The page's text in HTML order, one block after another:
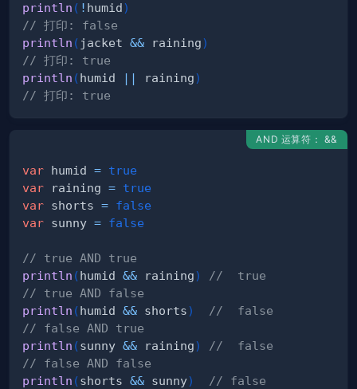
println ( ! humid)
// 打印: false
println ( jacket && raining)
// 打印: true
println (humid || raining)
// 打印: true
AND 运算符： &&
var humid = true
var raining = true
var shorts = false
var sunny = false
// true AND true
println (humid && raining)
//  true
// true AND false
println (humid && shorts)
//  false
// false AND true
println (sunny && raining)
//  false
// false AND false
println (shorts && sunny) // false